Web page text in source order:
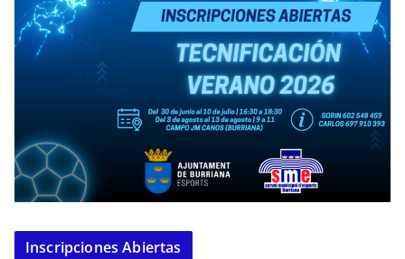
Inscripciones Abiertas